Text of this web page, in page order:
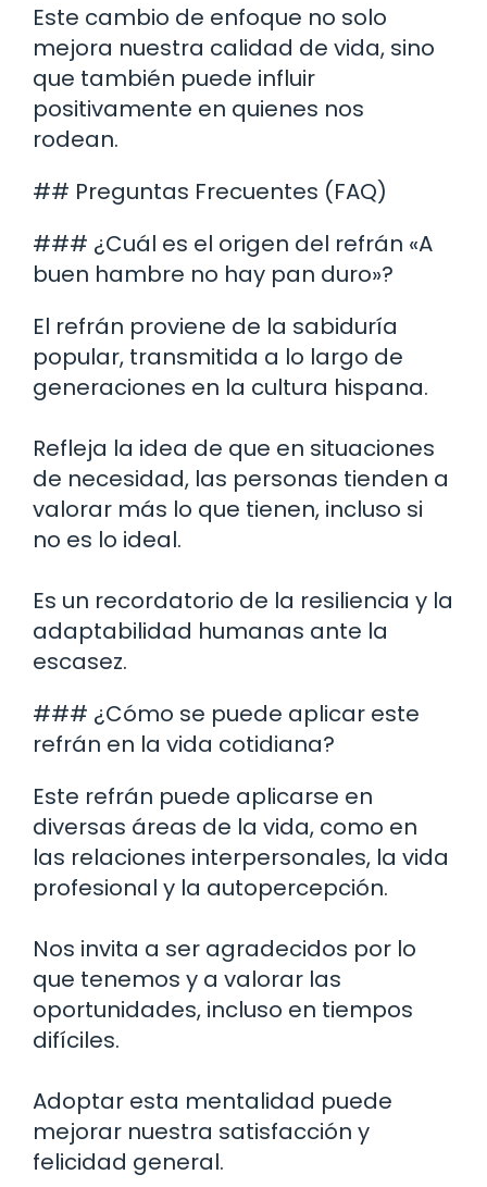
Este cambio de enfoque no solo
mejora nuestra calidad de vida, sino
que también puede influir
positivamente en quienes nos
rodean.
## Preguntas Frecuentes (FAQ)
### ¿Cuál es el origen del refrán «A
buen hambre no hay pan duro»?
El refrán proviene de la sabiduría
popular, transmitida a lo largo de
generaciones en la cultura hispana.
Refleja la idea de que en situaciones
de necesidad, las personas tienden a
valorar más lo que tienen, incluso si
no es lo ideal.
Es un recordatorio de la resiliencia y la
adaptabilidad humanas ante la
escasez.
### ¿Cómo se puede aplicar este
refrán en la vida cotidiana?
Este refrán puede aplicarse en
diversas áreas de la vida, como en
las relaciones interpersonales, la vida
profesional y la autopercepción.
Nos invita a ser agradecidos por lo
que tenemos y a valorar las
oportunidades, incluso en tiempos
difíciles.
Adoptar esta mentalidad puede
mejorar nuestra satisfacción y
felicidad general.